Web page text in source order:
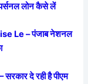
लोन कैसे लें
Le – पंजाब नेशनल
दे रही है पीएम